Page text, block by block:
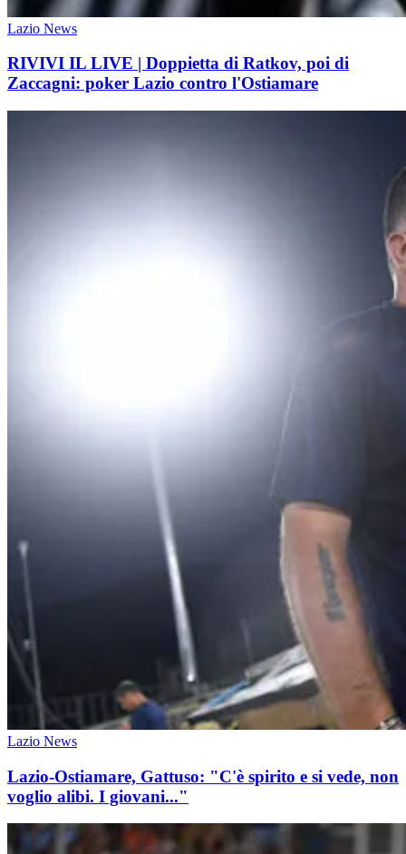
Lazio News
RIVIVI IL LIVE | Doppietta di Ratkov, poi di
Zaccagni: poker Lazio contro l'Ostiamare
Lazio News
Lazio-Ostiamare, Gattuso: "C'è spirito e si vede, non
voglio alibi. I giovani..."